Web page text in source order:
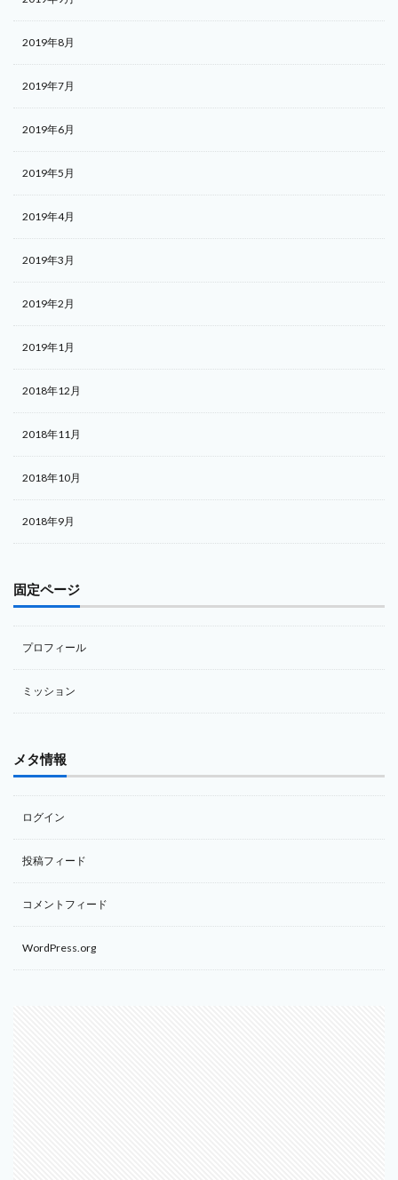
2019年8月
2019年7月
2019年6月
2019年5月
2019年4月
2019年3月
2019年2月
2019年1月
2018年12月
2018年11月
2018年10月
2018年9月
固定ページ
プロフィール
ミッション
メタ情報
ログイン
投稿フィード
コメントフィード
WordPress.org